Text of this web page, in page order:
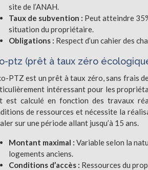
site de l’ANAH.
Taux de subvention : Peut atteindre
situation du propriétaire.
Obligations : Respect d’un cahier des
ptz (prêt à taux zéro
PTZ est un prêt à taux zéro, sans frais
intéressant pour les
est calculé en fonction des travaux
de ressources et nécessite la
sur une période allant jusqu’à 15 ans.
Montant maximal : Variable selon la
logements anciens.
Conditions d’accès : Ressources du